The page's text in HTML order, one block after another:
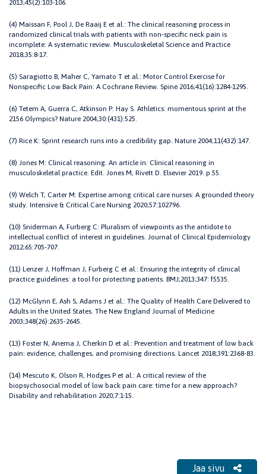
2013;45(2):103-106.
(4) Maissan F, Pool J, De Raaij E et al.: The clinical reasoning process in
randomized clinical trials with patients with non-specific neck pain is
incomplete: A systematic review. Musculoskeletal Science and Practice
2018;35:8-17.
(5) Saragiotto B, Maher C, Yamato T et al.: Motor Control Exercise for
Nonspecific Low Back Pain: A Cochrane Review. Spine 2016;41(16):1284-1295.
(6) Tetem A, Guerra C, Atkinson P: Hay S. Athletics: momentous sprint at the
2156 Olympics? Nature 2004;30:(431):525.
(7) Rice K: Sprint research runs into a credibility gap. Nature 2004;11(432):147.
(8) Jones M: Clinical reasoning. An article in: Clinical reasoning in
musculoskeletal practice. Edit. Jones M, Rivett D. Elsevier 2019. p.55.
(9) Welch T, Carter M: Expertise among critical care nurses: A grounded theory
study. Intensive & Critical Care Nursing 2020;57:102796.
(10) Sniderman A, Furberg C: Pluralism of viewpoints as the antidote to
intellectual conflict of interest in guidelines. Journal of Clinical Epidemiology
2012;65:705-707.
(11) Lenzer J, Hoffman J, Furberg C et al.: Ensuring the integrity of clinical
practice guidelines: a tool for protecting patients. BMJ;2013;347: f5535.
(12) McGlynn E, Ash S, Adams J et al.: The Quality of Health Care Delivered to
Adults in the United States. The New England Journal of Medicine
2003;348(26):2635-2645.
(13) Foster N, Anema J, Cherkin D et al.: Prevention and treatment of low back
pain: evidence, challenges, and promising directions. Lancet 2018;391:2368-83.
(14) Mescuto K, Olson R, Hodges P et al.: A critical review of the
biopsychosocial model of low back pain care: time for a new approach?
Disability and rehabilitation 2020;7:1-15.
Jaa sivu